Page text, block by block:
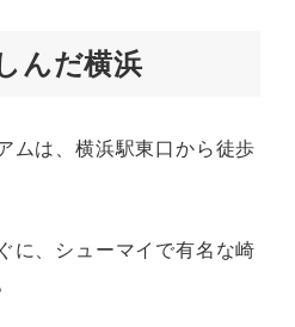
んだ横浜
ムは、横浜駅東口から徒歩
に、シューマイで有名な崎